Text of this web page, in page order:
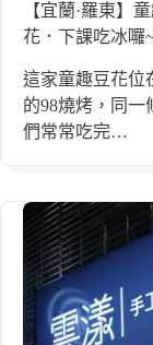
【宜蘭·羅東】
花．下課吃冰囉
這家童趣豆花位
的98燒烤，同
們常常吃完…